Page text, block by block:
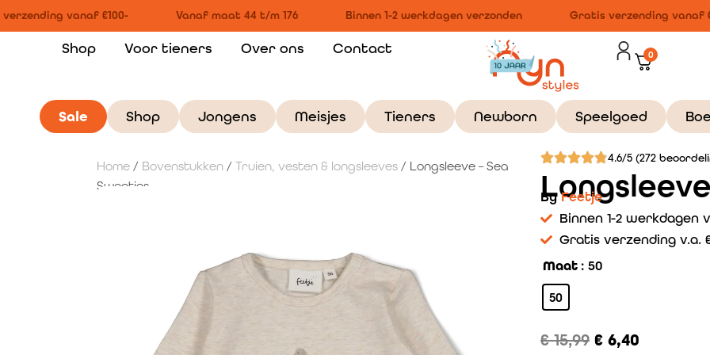
vanaf €100- Vanaf maat 44 t/m 176 Binnen 1-2 werkdagen verzonden Gratis verzending vanaf
Shop Voor tieners Over ons Contact 0
Sale Shop Jongens Meisjes Tieners Newborn Speelgoed
Home / Bovenstukken / Truien, vesten & longsleeves / Longsleeve – Sea
Sweeties
4.6/5 (272
ByFeetje
Binnen 1-2 werkdagen
Gratis verzending v.a.
Maat : 50
50
€15,99 € 6,40